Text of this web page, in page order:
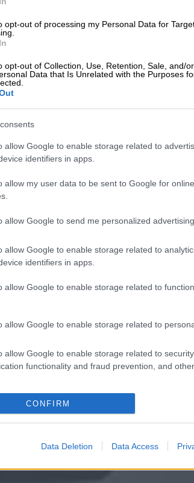
opt-out of processing my Personal Data for
opt-out of Collection, Use, Retention, Sale, and/
Data that Is Unrelated with the Purposes
allow Google to enable storage related to
identifiers in apps.
allow my user data to be sent to Google for
allow Google to send me personalized advertising.
allow Google to enable storage related to
identifiers in apps.
allow Google to enable storage related to
allow Google to enable storage related to
allow Google to enable storage related to
functionality and fraud prevention, and
CONFIRM
Data Deletion Data Access
που απείλησε τη σύζυγο
του
με εκτιμήσεις, πιθανόν ο
στην οδό Γλαύκου
του καταστήματος. Εκεί όμως
video